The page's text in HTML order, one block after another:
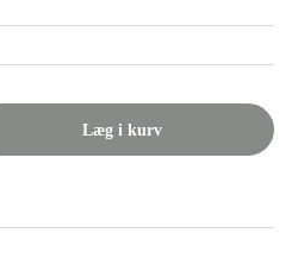
Læg i kurv